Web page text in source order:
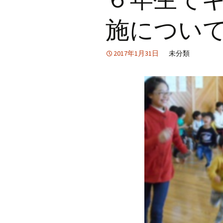
施につい
2017年1月31日 未分類